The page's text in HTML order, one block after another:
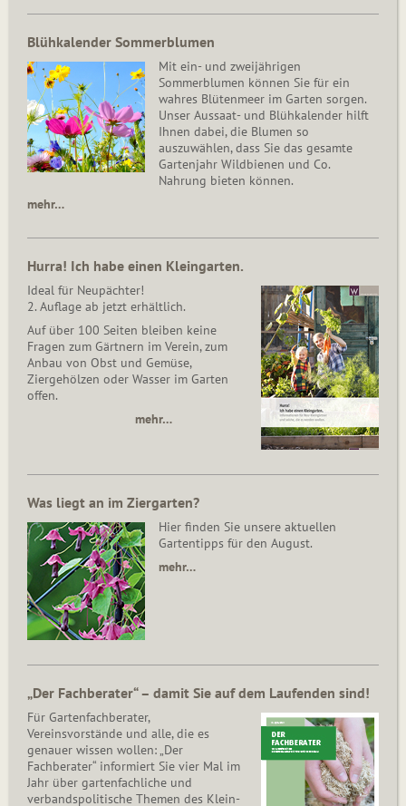
Blühkalender Sommerblumen
Mit ein- und zweijährigen
Sommerblumen können Sie für ein
wahres Blütenmeer im Garten sorgen.
Unser Aussaat- und Blühkalender hilft
Ihnen dabei, die Blumen so
auszuwählen, dass Sie das gesamte
Gartenjahr Wildbienen und Co.
Nahrung bieten können.
mehr…
Hurra! Ich habe einen Kleingarten.
Ideal für Neupächter!
2. Auflage ab jetzt erhältlich.
Auf über 100 Seiten bleiben keine
Fragen zum Gärtnern im Verein, zum
Anbau von Obst und Gemüse,
Ziergehölzen oder Wasser im Garten
offen.
mehr…
Was liegt an im Ziergarten?
Hier finden Sie unsere aktuellen
Gartentipps für den August.
mehr…
„Der Fachberater“ – damit Sie auf dem Laufenden sind!
Für Gartenfachberater,
Vereinsvorstände und alle, die es
genauer wissen wollen: „Der
Fachberater“ informiert Sie vier Mal im
Jahr über gartenfachliche und
verbandspolitische Themen des Klein­